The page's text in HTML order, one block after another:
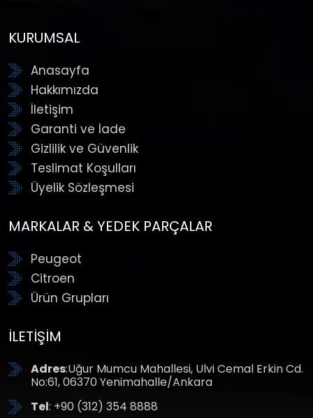
KURUMSAL
Anasayfa
Hakkımızda
İletişim
Garanti ve İade
Gizlilik ve Güvenlik
Teslimat Koşulları
Üyelik Sözleşmesi
MARKALAR & YEDEK PARÇALAR
Peugeot
Citroen
Ürün Grupları
İLETIŞIM
Adres:Uğur Mumcu Mahallesi, Ulvi Cemal Erkin Cd.
No:61, 06370 Yenimahalle/Ankara
Tel: +90 (312) 354 8888